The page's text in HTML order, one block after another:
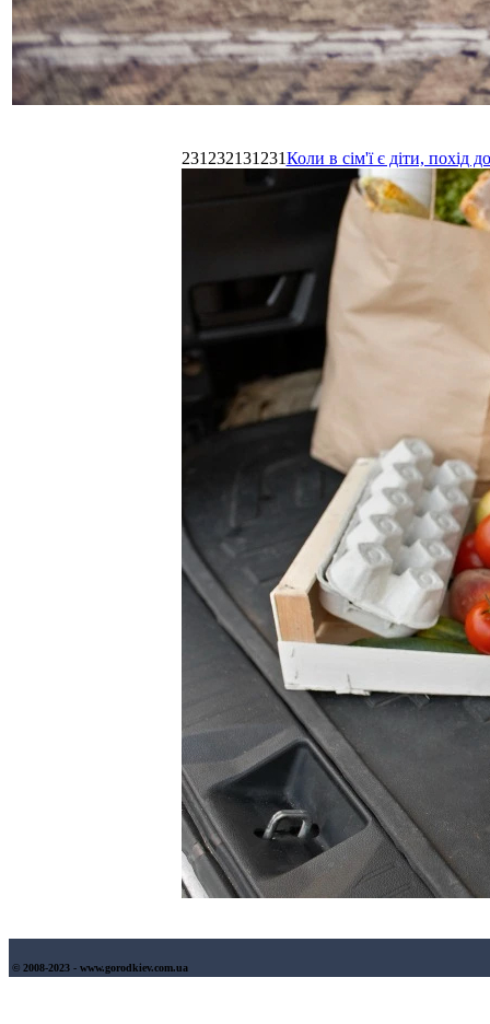
231232131231Коли в сім'ї є діти,
© 2008-2023 - www.gorodkiev.com.ua